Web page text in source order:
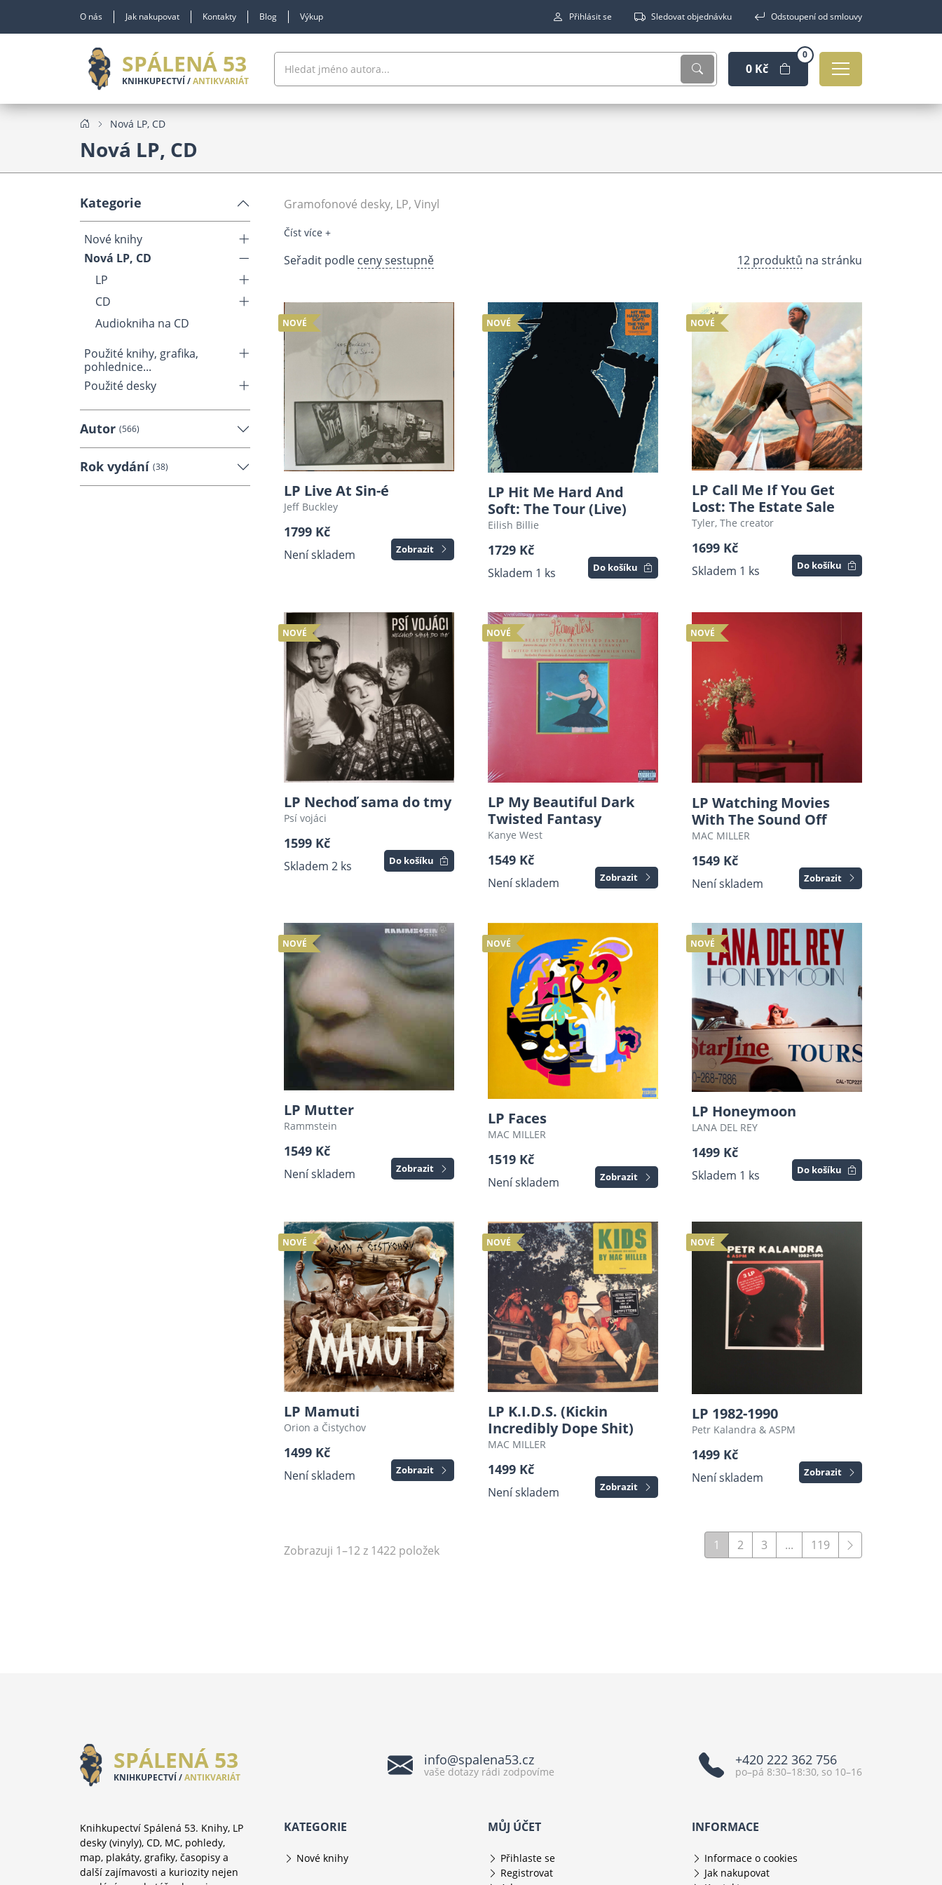
O nás Jak nakupovat Kontakty Blog Výkup Přihlásit se Sledovat objednávku Odstoupení od smlouvy
SPÁLENÁ 53
KNIHKUPECTVÍ /ANTIKVARIÁT
0 Kč
0
Nová LP, CD
Nová LP, CD
Kategorie
Nové knihy
Nová LP, CD
LP
CD
Audiokniha na CD
Použité knihy, grafika,
pohlednice...
Použité desky
Autor (566)
Rok vydání (38)
Gramofonové desky, LP, Vinyl
Číst více +
Seřadit podle ceny sestupně 12 produktů na stránku
NOVÉ
LP Live At Sin-é
Jeff Buckley
1799 Kč
Není skladem Zobrazit
NOVÉ
LP Hit Me Hard And
Soft: The Tour (Live)
Eilish Billie
1729 Kč
Skladem 1 ks Do košíku
NOVÉ
LP Call Me If You Get
Lost: The Estate Sale
Tyler, The creator
1699 Kč
Skladem 1 ks Do košíku
NOVÉ
LP Nechoď sama do tmy
Psí vojáci
1599 Kč
Skladem 2 ks Do košíku
NOVÉ
LP My Beautiful Dark
Twisted Fantasy
Kanye West
1549 Kč
Není skladem Zobrazit
NOVÉ
LP Watching Movies
With The Sound Off
MAC MILLER
1549 Kč
Není skladem Zobrazit
NOVÉ
LP Mutter
Rammstein
1549 Kč
Není skladem Zobrazit
NOVÉ
LP Faces
MAC MILLER
1519 Kč
Není skladem Zobrazit
NOVÉ
LP Honeymoon
LANA DEL REY
1499 Kč
Skladem 1 ks Do košíku
NOVÉ
LP Mamuti
Orion a Čistychov
1499 Kč
Není skladem Zobrazit
NOVÉ
LP K.I.D.S. (Kickin
Incredibly Dope Shit)
MAC MILLER
1499 Kč
Není skladem Zobrazit
NOVÉ
LP 1982-1990
Petr Kalandra & ASPM
1499 Kč
Není skladem Zobrazit
Zobrazuji 1–12 z 1422 položek 1 2 3 ... 119
SPÁLENÁ 53
KNIHKUPECTVÍ /ANTIKVARIÁT
info@spalena53.cz
vaše dotazy rádi zodpovíme
+420 222 362 756
po–pá 8:30–18:30, so 10–16
Knihkupectví Spálená 53. Knihy, LP
desky (vinyly), CD, MC, pohledy,
map, plakáty, grafiky, časopisy a
další zajímavosti a kuriozity nejen
KATEGORIE
Nové knihy
MŮJ ÚČET
Přihlaste se
Registrovat
INFORMACE
Informace o cookies
Jak nakupovat